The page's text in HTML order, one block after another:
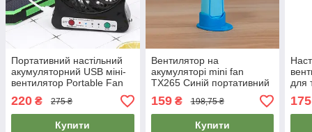
Портативний настільний
акумуляторний USB міні-
вентилятор Portable Fan
маленький, від ЮСБ, на
акумуляторі
220 ₴ 275 ₴
Купити
Вентилятор на
акумуляторі mini fan
TX265 Синій портативний
міні вентилятор
настільний з підставкою
159₴ 198,75 ₴
Купити
для
175